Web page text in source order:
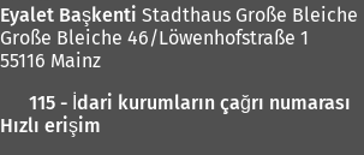
Eyalet Başkenti Stadthaus Große Bleiche
Große Bleiche 46/Löwenhofstraße 1
55116 Mainz
115 - İdari kurumların çağrı numarası
Hızlı erişim